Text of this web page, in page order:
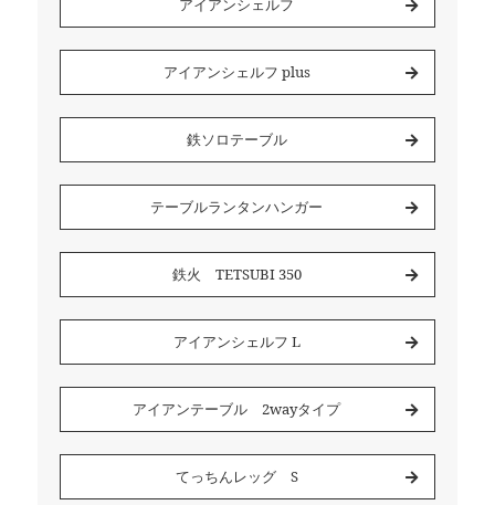
アイアンシェルフ
アイアンシェルフ plus
鉄ソロテーブル
テーブルランタンハンガー
鉄火 TETSUBI 350
アイアンシェルフ L
アイアンテーブル 2wayタイプ
てっちんレッグ S